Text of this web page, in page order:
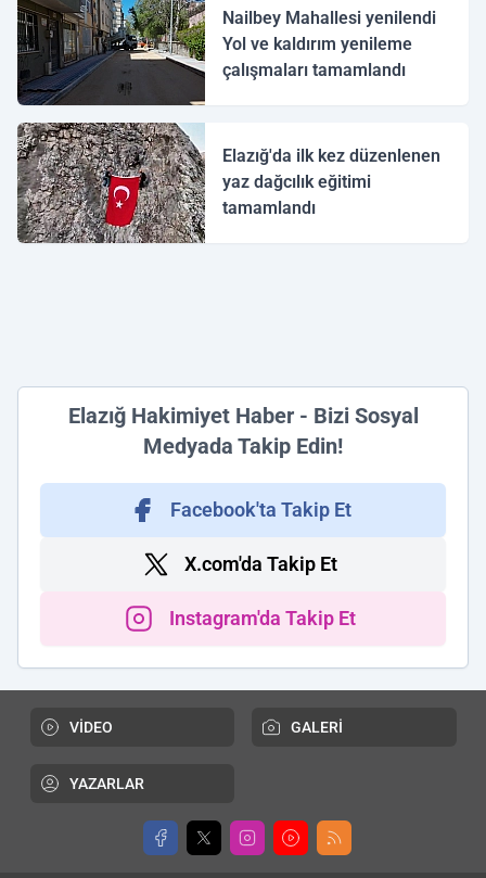
Nailbey Mahallesi yenilendi
Yol ve kaldırım yenileme
çalışmaları tamamlandı
Elazığ'da ilk kez düzenlenen
yaz dağcılık eğitimi
tamamlandı
Elazığ Hakimiyet Haber - Bizi Sosyal
Medyada Takip Edin!
Facebook'ta Takip Et
X.com'da Takip Et
Instagram'da Takip Et
VİDEO GALERİ
YAZARLAR